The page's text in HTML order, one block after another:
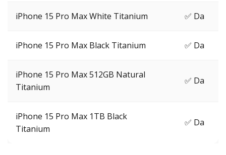
iPhone 15 Pro Max White Titanium ✅ Da
iPhone 15 Pro Max Black Titanium ✅ Da
iPhone 15 Pro Max 512GB Natural
Titanium
✅ Da
iPhone 15 Pro Max 1TB Black
Titanium
✅ Da